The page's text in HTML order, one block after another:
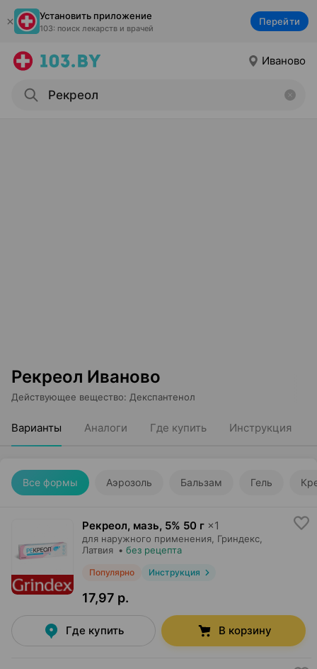
Установить приложение
103: поиск лекарств и врачей
Перейти
Иваново
Рекреол Иваново
Действующее вещество: Декспантенол
Варианты Аналоги Где купить Инструкция
Все формы Аэрозоль Бальзам Гель
Рекреол, мазь, 5% 50 г ×1
для наружного применения, Гриндекс
Латвия • без рецепта
Популярно Инструкция
17,97 р.
Где купить В корзину